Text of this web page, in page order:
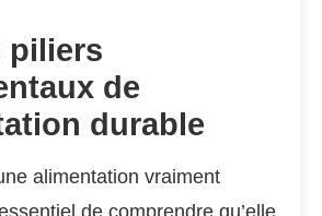
piliers
de
durable
alimentation vraiment
de comprendre qu’elle